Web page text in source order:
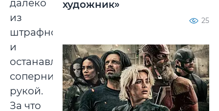
далеко
из
штрафной
и
останавливать
соперника
рукой.
За что
художник»
25